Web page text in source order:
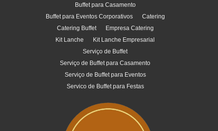
Buffet para Casamento
Buffet para Eventos Corporativos
Catering
Catering Buffet
Empresa Catering
Kit Lanche
Kit Lanche Empresarial
Serviço de Buffet
Serviço de Buffet para Casamento
Serviço de Buffet para Eventos
Servico de Buffet para Festas